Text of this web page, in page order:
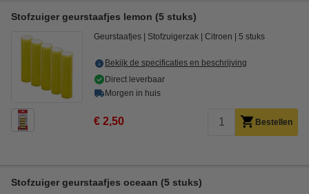
Stofzuiger geurstaafjes lemon (5 stuks)
Geurstaafjes Stofzuigerzak Citroen 5 stuks
Bekijk de specificaties en beschrijving
Direct leverbaar
Morgen in huis
€ 2,50 Bestellen
Stofzuiger geurstaafjes oceaan (5 stuks)